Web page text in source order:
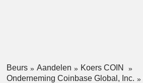
Beurs Aandelen
Koers COIN
Onderneming Coinbase Global, Inc.